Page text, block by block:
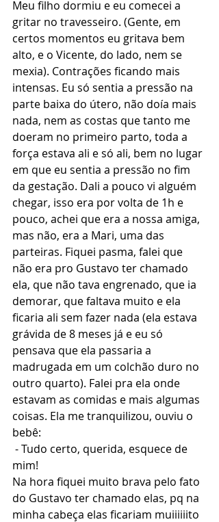
Meu filho dormiu e eu comecei a
gritar no travesseiro. (Gente, em
certos momentos eu gritava bem
alto, e o Vicente, do lado, nem se
mexia). Contrações ficando mais
intensas. Eu só sentia a pressão na
parte baixa do útero, não doía mais
nada, nem as costas que tanto me
doeram no primeiro parto, toda a
força estava ali e só ali, bem no lugar
em que eu sentia a pressão no fim
da gestação. Dali a pouco vi alguém
chegar, isso era por volta de 1h e
pouco, achei que era a nossa amiga,
mas não, era a Mari, uma das
parteiras. Fiquei pasma, falei que
não era pro Gustavo ter chamado
ela, que não tava engrenado, que ia
demorar, que faltava muito e ela
ficaria ali sem fazer nada (ela estava
grávida de 8 meses já e eu só
pensava que ela passaria a
madrugada em um colchão duro no
outro quarto). Falei pra ela onde
estavam as comidas e mais algumas
coisas. Ela me tranquilizou, ouviu o
bebê:
mim!
Na hora fiquei muito brava pelo fato
do Gustavo ter chamado elas, pq na
minha cabeça elas ficariam muiiiiiito